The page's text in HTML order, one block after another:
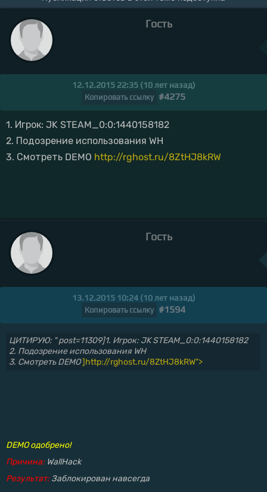
Гость
12.12.2015 22:35 (10 лет назад)
Копировать ссылку #4275
1. Игрок: JK STEAM_0:0:1440158182
2. Подозрение использования WH
3. Смотреть DEMO http://rghost.ru/8ZtHJ8kRW
Гость
13.12.2015 10:24 (10 лет назад)
Копировать ссылку #1594
ЦИТИРУЮ: " post=11309]1. Игрок: JK STEAM_0:0:1440158182
2. Подозрение использования WH
3. Смотреть DEMO]http://rghost.ru/8ZtHJ8kRW">
DEMO одобрено!
Причина: WallHack
Результат: Заблокирован навсегда